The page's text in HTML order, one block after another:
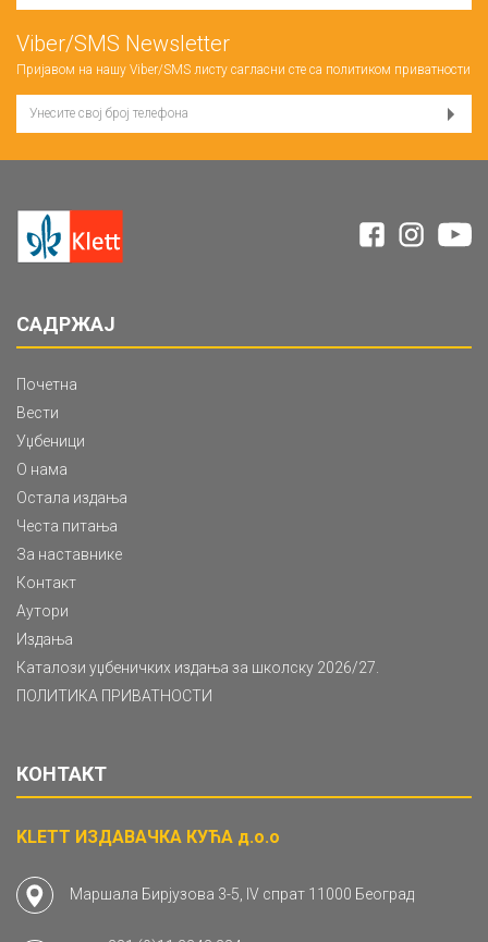
Viber/SMS Newsletter
Пријавом на нашу Viber/SMS листу сагласни сте са политиком приватности
САДРЖАЈ
Почетна
Вести
Уџбеници
О нама
Остала издања
Честа питања
За наставнике
Контакт
Аутори
Издања
Каталози уџбеничких издања за школску 2026/27.
ПОЛИТИКА ПРИВАТНОСТИ
КОНТАКТ
KLETT ИЗДАВАЧКА КУЋА д.о.о
Маршала Бирјузова 3-5, IV спрат 11000 Београд